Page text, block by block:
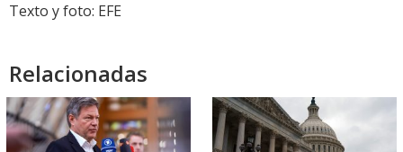
Texto y foto: EFE
Relacionadas